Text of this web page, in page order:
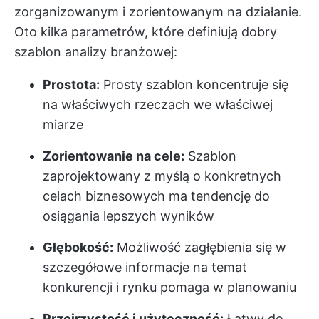
zorganizowanym i zorientowanym na działanie.
Oto kilka parametrów, które definiują dobry
szablon analizy branżowej:
Prostota: Prosty szablon koncentruje się
na właściwych rzeczach we właściwej
miarze
Zorientowanie na cele: Szablon
zaprojektowany z myślą o konkretnych
celach biznesowych ma tendencję do
osiągania lepszych wyników
Głębokość: Możliwość zagłębienia się w
szczegółowe informacje na temat
konkurencji i rynku pomaga w planowaniu